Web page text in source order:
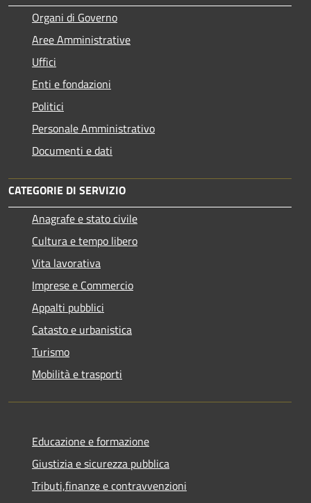
Organi di Governo
Aree Amministrative
Uffici
Enti e fondazioni
Politici
Personale Amministrativo
Documenti e dati
CATEGORIE DI SERVIZIO
Anagrafe e stato civile
Cultura e tempo libero
Vita lavorativa
Imprese e Commercio
Appalti pubblici
Catasto e urbanistica
Turismo
Mobilità e trasporti
Educazione e formazione
Giustizia e sicurezza pubblica
Tributi,finanze e contravvenzioni